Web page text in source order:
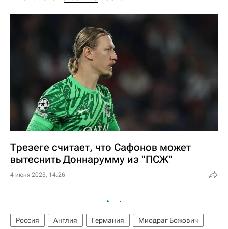
Трезеге считает, что Сафонов может
вытеснить Доннарумму из "ПСЖ"
4 июня 2025, 14:26
Россия Англия Германия
Миодраг Божович